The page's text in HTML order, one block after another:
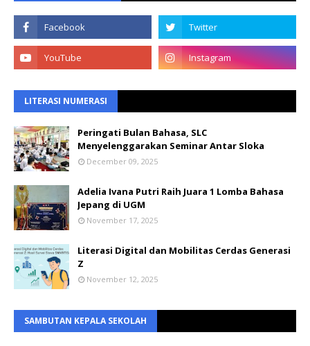
LITERASI NUMERASI
Peringati Bulan Bahasa, SLC
Menyelenggarakan Seminar Antar Sloka
December 09, 2025
Adelia Ivana Putri Raih Juara 1 Lomba Bahasa
Jepang di UGM
November 17, 2025
Literasi Digital dan Mobilitas Cerdas Generasi
Z
November 12, 2025
SAMBUTAN KEPALA SEKOLAH